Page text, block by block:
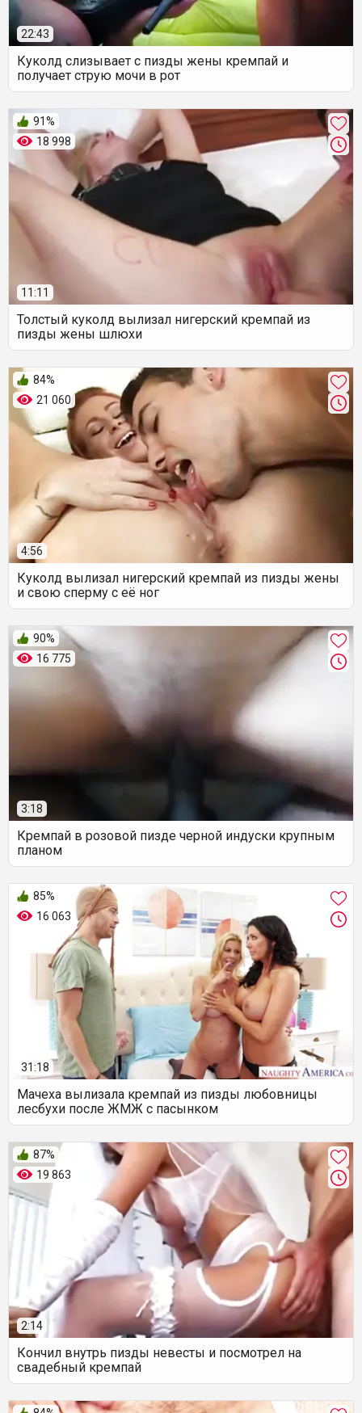
22:43
Куколд слизывает с пизды жены кремпай и
получает струю мочи в рот
18 998
91%
11:11
Толстый куколд вылизал нигерский кремпай из
пизды жены шлюхи
21 060
84%
4:56
Куколд вылизал нигерский кремпай из пизды жены
и свою сперму с её ног
16 775
90%
3:18
Кремпай в розовой пизде черной индуски крупным
планом
16 063
85%
31:18
Мачеха вылизала кремпай из пизды любовницы
лесбухи после ЖМЖ с пасынком
19 863
87%
2:14
Кончил внутрь пизды невесты и посмотрел на
свадебный кремпай